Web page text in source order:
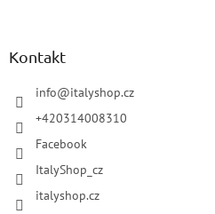
Kontakt
info@italyshop.cz
+420314008310
Facebook
ItalyShop_cz
italyshop.cz